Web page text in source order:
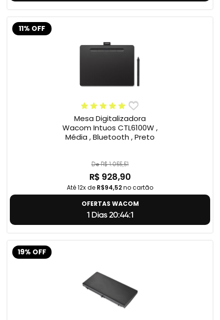
11% OFF
Mesa Digitalizadora
Wacom Intuos CTL6100W ,
Média , Bluetooth , Preto
De R$ 1.055,51
R$ 928,90
Até 12x de R$94,52no cartão
OFERTAS WACOM
1 Dias 20:44:0
19% OFF